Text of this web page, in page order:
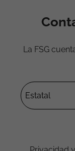
La FSG